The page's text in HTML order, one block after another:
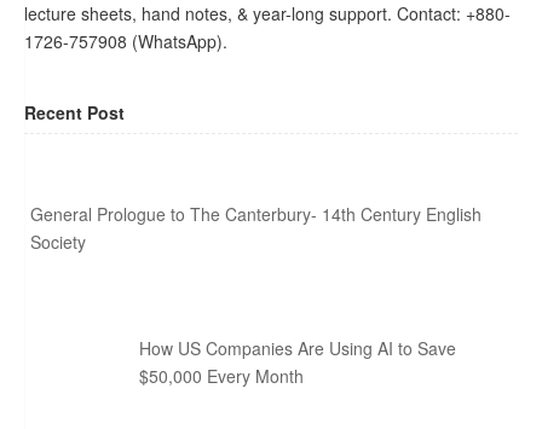
lecture sheets, hand notes, & year-long support. Contact: +880-
1726-757908 (WhatsApp).
Recent Post
General Prologue to The Canterbury- 14th Century English
Society
How US Companies Are Using AI to Save
$50,000 Every Month